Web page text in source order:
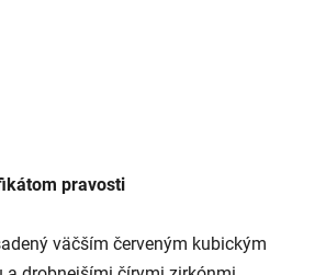
pravosti
väčším červeným kubickým